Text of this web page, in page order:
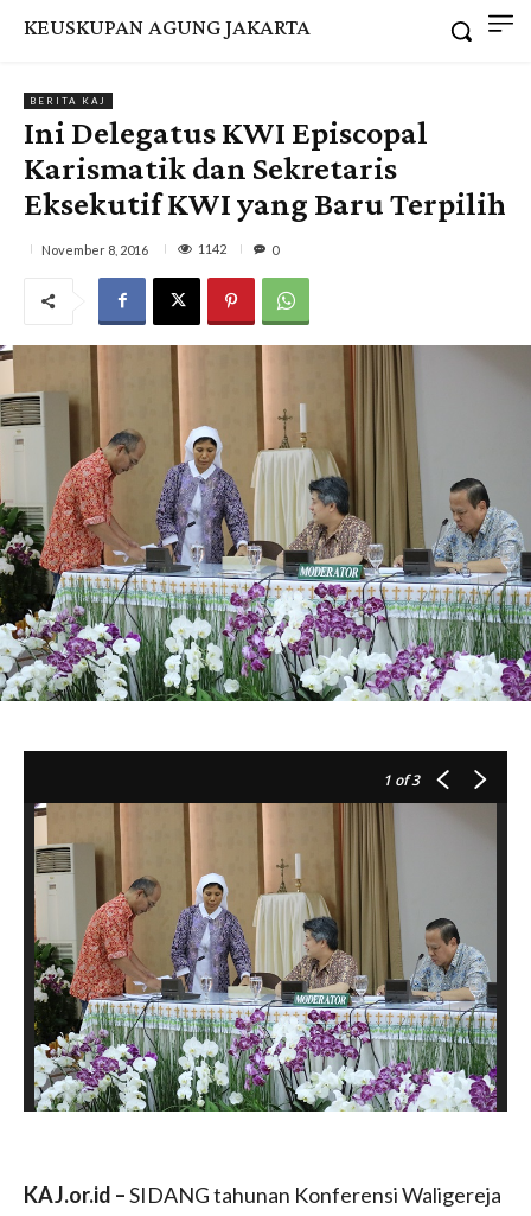
KEUSKUPAN AGUNG JAKARTA
BERITA KAJ
Ini Delegatus KWI Episcopal
Karismatik dan Sekretaris
Eksekutif KWI yang Baru Terpilih
November 8, 2016 1142 0
1 of 3
KAJ.or.id –SIDANG tahunan Konferensi Waligereja